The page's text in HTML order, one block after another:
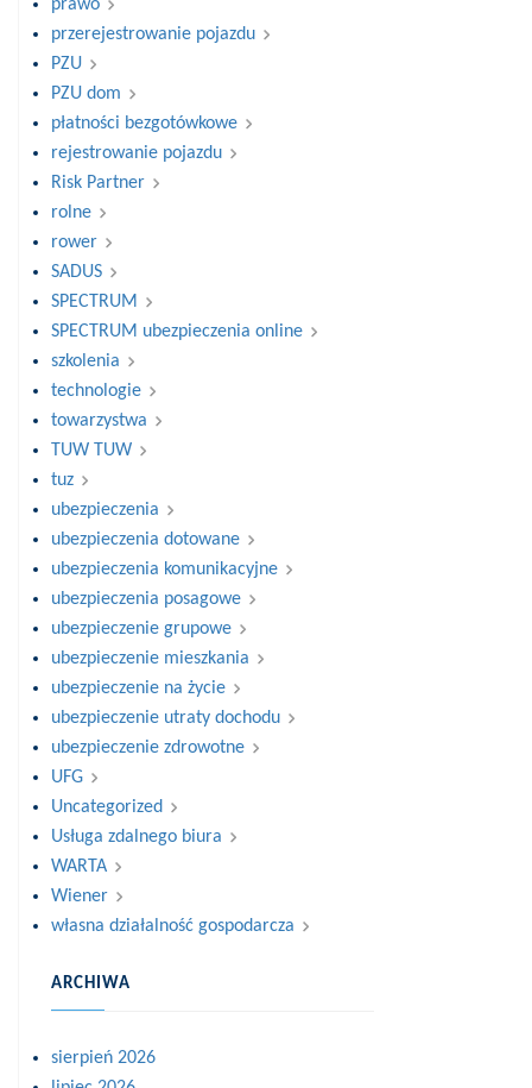
prawo
przerejestrowanie pojazdu
PZU
PZU dom
płatności bezgotówkowe
rejestrowanie pojazdu
Risk Partner
rolne
rower
SADUS
SPECTRUM
SPECTRUM ubezpieczenia online
szkolenia
technologie
towarzystwa
TUW TUW
tuz
ubezpieczenia
ubezpieczenia dotowane
ubezpieczenia komunikacyjne
ubezpieczenia posagowe
ubezpieczenie grupowe
ubezpieczenie mieszkania
ubezpieczenie na życie
ubezpieczenie utraty dochodu
ubezpieczenie zdrowotne
UFG
Uncategorized
Usługa zdalnego biura
WARTA
Wiener
własna działalność gospodarcza
ARCHIWA
sierpień 2026